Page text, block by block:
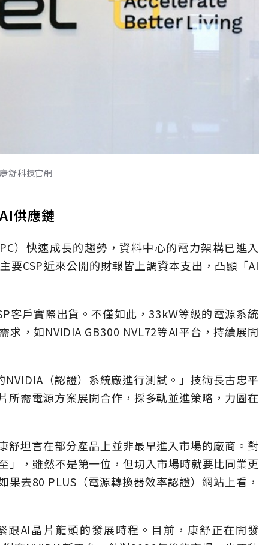
舒科技官網
供應鏈
）快速成長的趨勢，資料中心的電力架構已進入
要CSP近來公開的財報皆上調資本支出，凸顯「AI
客戶實際出貨。不僅如此，33kW等級的電源系統
求，如NVIDIA GB300 NVL72等AI平台，持續展開
NVIDIA（認證）系統廠進行測試。」技術長古忠平
所需電源方案展開合作，採多軌並進策略，力圖在
舒坦言在部分產品上並非最早進入市場的廠商。對
」，雖然不是第一位，但切入市場時就要比同業更
去80 PLUS（電源轉換器效率認證）網站上看，
跟AI晶片龍頭的發展時程。目前，康舒正在開發